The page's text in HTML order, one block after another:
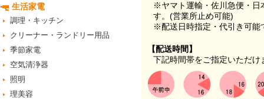
生活家電
調理・キッチン
クリーナー・ランドリー用品
季節家電
空気清浄器
照明
理美容
※ヤマト運輸・佐川急便・日
す。(営業所止め可能)
※配送日時指定・代引き可能
【配送時間】
下記時間帯をご指定いただけ